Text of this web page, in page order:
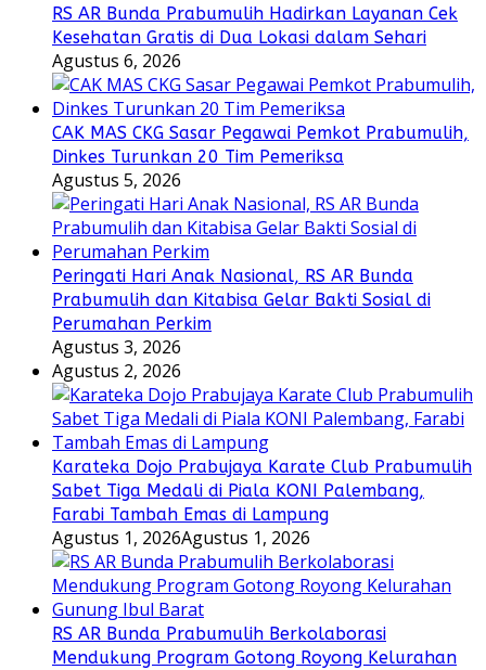
RS AR Bunda Prabumulih Hadirkan Layanan Cek
Kesehatan Gratis di Dua Lokasi dalam Sehari
Agustus 6, 2026
CAK MAS CKG Sasar Pegawai Pemkot Prabumulih,
Dinkes Turunkan 20 Tim Pemeriksa
Agustus 5, 2026
Peringati Hari Anak Nasional, RS AR Bunda
Prabumulih dan Kitabisa Gelar Bakti Sosial di
Perumahan Perkim
Agustus 3, 2026
Agustus 2, 2026
Karateka Dojo Prabujaya Karate Club Prabumulih
Sabet Tiga Medali di Piala KONI Palembang,
Farabi Tambah Emas di Lampung
Agustus 1, 2026Agustus 1, 2026
RS AR Bunda Prabumulih Berkolaborasi
Mendukung Program Gotong Royong Kelurahan